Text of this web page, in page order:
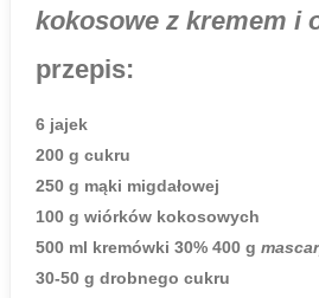
kokosowe z kremem i
przepis:
6 jajek
200 g cukru
250 g mąki migdałowej
100 g wiórków kokosowych
500 ml kremówki 30% 400 g
30-50 g drobnego cukru